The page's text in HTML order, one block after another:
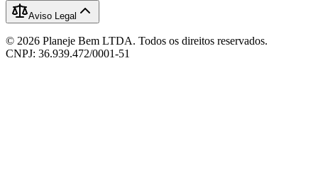
Aviso Legal
© 2026 Planeje Bem LTDA. Todos os direitos reservados.
CNPJ: 36.939.472/0001-51